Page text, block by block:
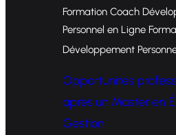
Formation Coach
Personnel en Ligne
Développement
Opportunités
après un Master en
Gestion